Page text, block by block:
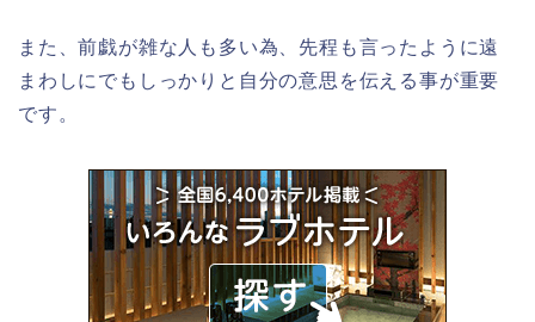
また、前戯が雑な人も多い為、先程も言ったように遠
まわしにでもしっかりと自分の意思を伝える事が重要
です。